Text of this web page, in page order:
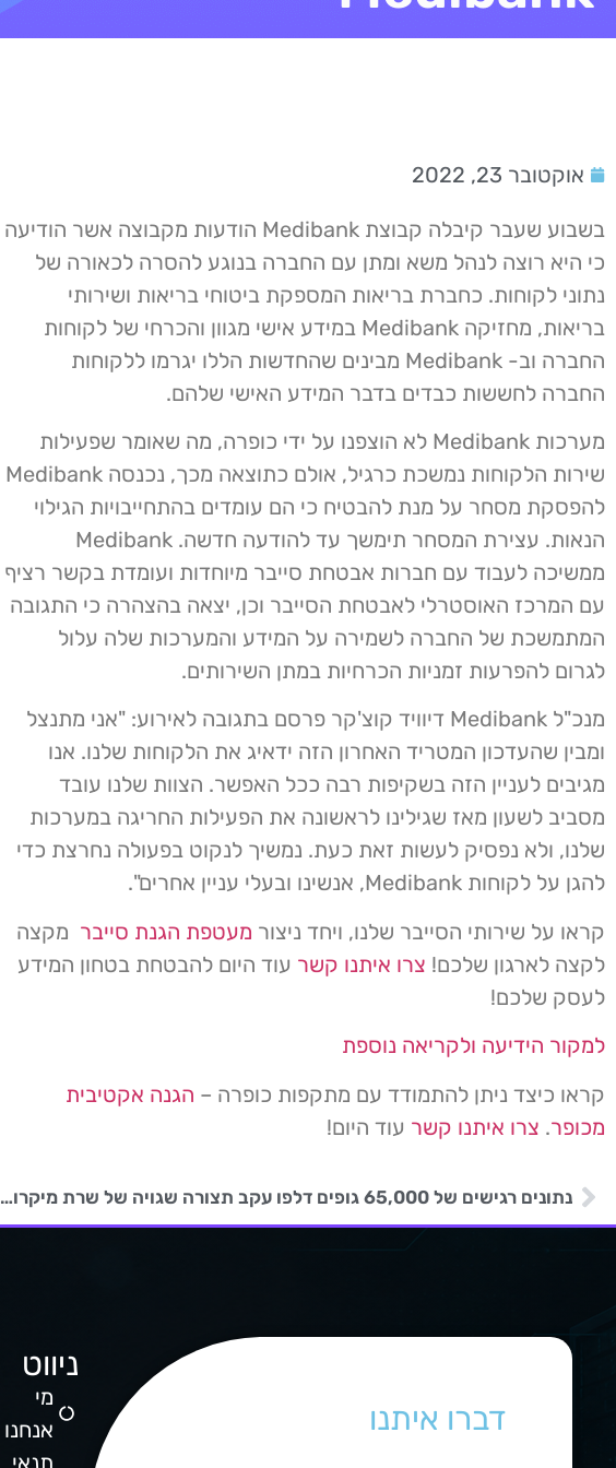
אוקטובר 23, 2022
בשבוע שעבר קיבלה קבוצת Medibank הודעות מקבוצה אשר הודיעה
כי היא רוצה לנהל משא ומתן עם החברה בנוגע להסרה לכאורה של
נתוני לקוחות. כחברת בריאות המספקת ביטוחי בריאות ושירותי
בריאות, מחזיקה Medibank במידע אישי מגוון והכרחי של לקוחות
החברה וב- Medibank מבינים שהחדשות הללו יגרמו ללקוחות
החברה לחששות כבדים בדבר המידע האישי שלהם.
מערכות Medibank לא הוצפנו על ידי כופרה, מה שאומר שפעילות
שירות הלקוחות נמשכת כרגיל, אולם כתוצאה מכך, נכנסה Medibank
להפסקת מסחר על מנת להבטיח כי הם עומדים בהתחייבויות הגילוי
הנאות. עצירת המסחר תימשך עד להודעה חדשה. Medibank
ממשיכה לעבוד עם חברות אבטחת סייבר מיוחדות ועומדת בקשר רציף
עם המרכז האוסטרלי לאבטחת הסייבר וכן, יצאה בהצהרה כי התגובה
המתמשכת של החברה לשמירה על המידע והמערכות שלה עלול
לגרום להפרעות זמניות הכרחיות במתן השירותים.
מנכ"ל Medibank דיוויד קוצ'קר פרסם בתגובה לאירוע: "אני מתנצל
ומבין שהעדכון המטריד האחרון הזה ידאיג את הלקוחות שלנו. אנו
מגיבים לעניין הזה בשקיפות רבה ככל האפשר. הצוות שלנו עובד
מסביב לשעון מאז שגילינו לראשונה את הפעילות החריגה במערכות
שלנו, ולא נפסיק לעשות זאת כעת. נמשיך לנקוט בפעולה נחרצת כדי
להגן על לקוחות Medibank, אנשינו ובעלי עניין אחרים".
קראו על שירותי הסייבר שלנו, ויחד ניצור מעטפת הגנת סייבר מקצה
לקצה לארגון שלכם! צרו איתנו קשר עוד היום להבטחת בטחון המידע
לעסק שלכם!
למקור הידיעה ולקריאה נוספת
קראו כיצד ניתן להתמודד עם מתקפות כופרה – הגנה אקטיבית
מכופר. צרו איתנו קשר עוד היום!
נתונים רגישים של 65,000 גופים דלפו עקב תצורה שגויה של שרת מיקרוסופט
דברו איתנו
ניווט
מי
אנחנו
תנאי